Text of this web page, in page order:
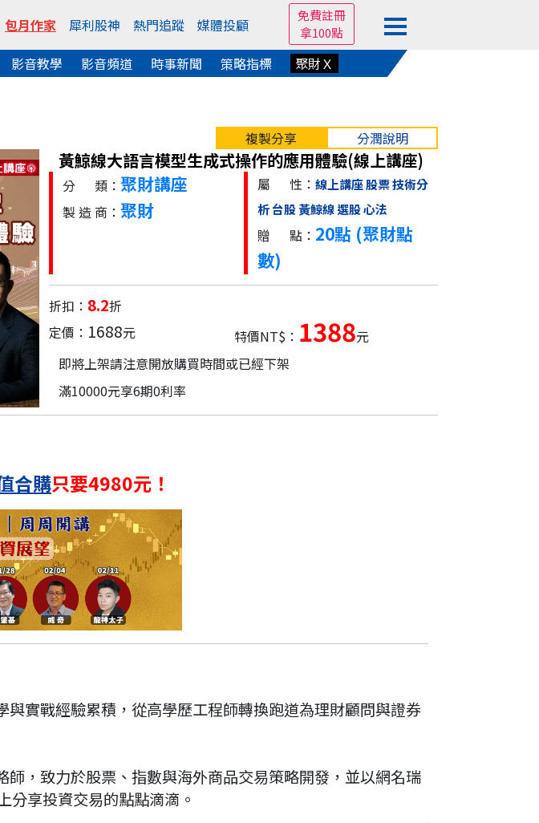
包月作家 犀利股神 熱門追蹤 媒體投顧
免費註冊
拿100點
影音教學 影音頻道 時事新聞 策略指標 聚財Ｘ
複製分享 分潤說明
黃鯨線大語言模型生成式操作的應用體驗(線上講座)
分 類：聚財講座
製 造 商：聚財
屬 性： 線上講座股票技術分
析 台股 黃鯨線 選股心法
贈 點： 20點 (聚財點
數)
折扣： 8.2折
定價： 1688元 特價NT$： 1388元
即將上架請注意開放購買時間或已經下架
滿10000元享6期0利率
合購只要4980元！
與實戰經驗累積，從高學歷工程師轉換跑道為理財顧問與證券
師，致力於股票、指數與海外商品交易策略開發，並以網名瑞
享投資交易的點點滴滴。